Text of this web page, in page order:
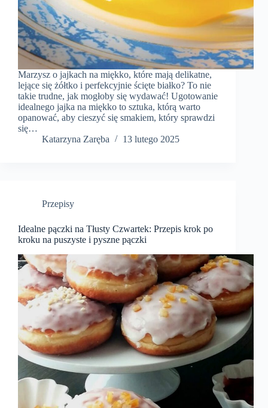
Marzysz o jajkach na miękko, które mają delikatne,
lejące się żółtko i perfekcyjnie ścięte białko? To nie
takie trudne, jak mogłoby się wydawać! Ugotowanie
idealnego jajka na miękko to sztuka, którą warto
opanować, aby cieszyć się smakiem, który sprawdzi
się…
Katarzyna Zaręba
13 lutego 2025
Przepisy
Idealne pączki na Tłusty Czwartek: Przepis krok po
kroku na puszyste i pyszne pączki